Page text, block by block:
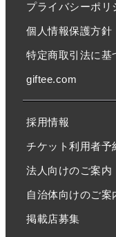
プライバシーポリ
個人情報保護方針
特定商取引法に基
giftee.com
採用情報
チケット利用者予
法人向けのご案内
自治体向けのご案
掲載店募集